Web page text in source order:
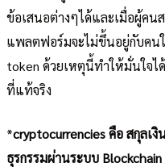
ข้อเสนอต่างๆได้และเมื่อผู้คน
แพลตฟอร์มจะไม่ขึ้นอยู่กับค
token ด้วยเหตุนี้ทำให้มั่นใจไ
ที่แท้จริง
*cryptocurrencies คือ สกุลเ
ธุรกรรมผ่านระบบ